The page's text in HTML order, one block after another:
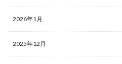
2026年1月
2025年12月